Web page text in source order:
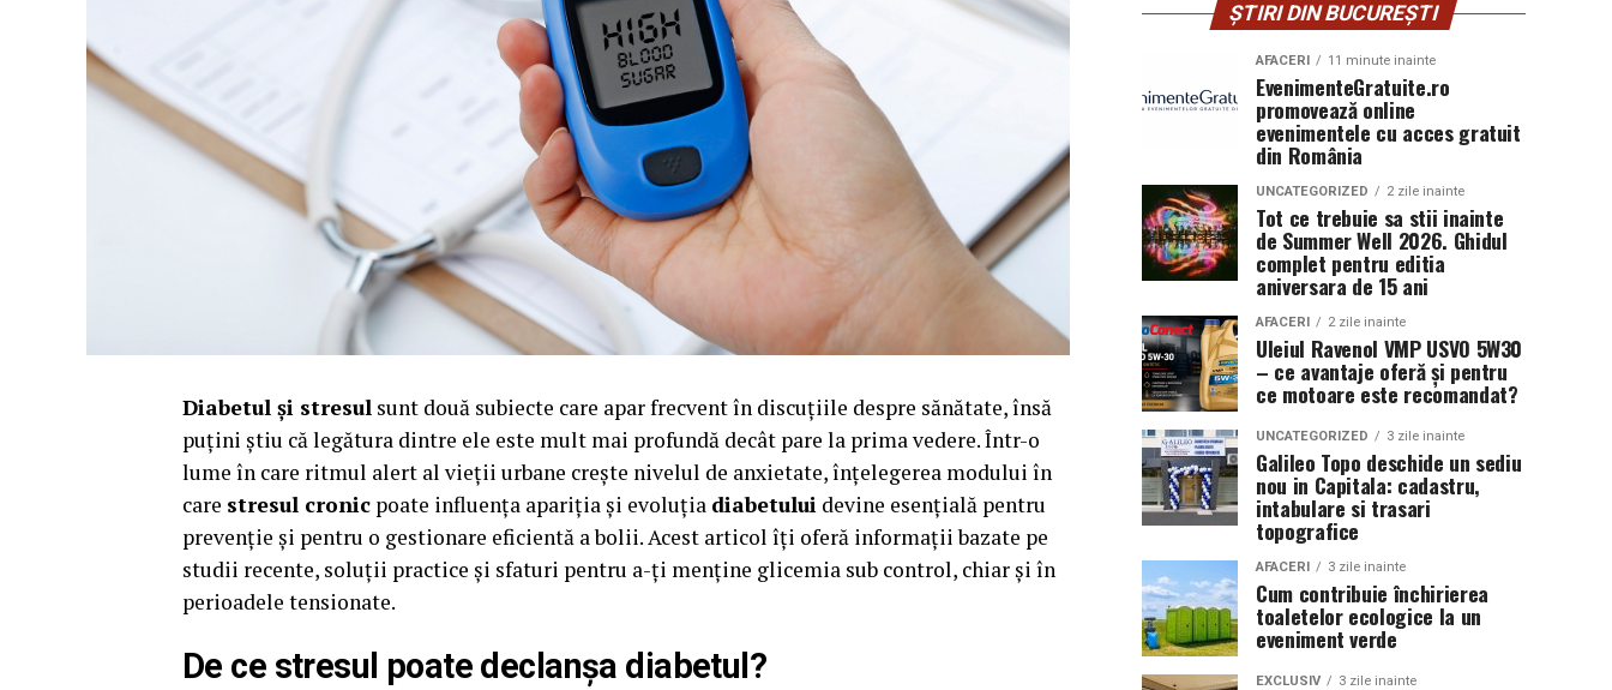
Diabetul și stresul sunt două subiecte care apar frecvent în discuțiile despre sănătate, însă
puțini știu că legătura dintre ele este mult mai profundă decât pare la prima vedere. Într-o
lume în care ritmul alert al vieții urbane crește nivelul de anxietate, înțelegerea modului în
care stresul cronic poate influența apariția și evoluția diabetului devine esențială pentru
prevenție și pentru o gestionare eficientă a bolii. Acest articol îți oferă informații bazate pe
studii recente, soluții practice și sfaturi pentru a-ți menține glicemia sub control, chiar și în
perioadele tensionate.
De ce stresul poate declanșa diabetul?
ȘTIRI DIN BUCUREȘTI
AFACERI 11 minute inainte
EvenimenteGratuite.ro
promovează online
evenimentele cu acces gratuit
din România
UNCATEGORIZED 2 zile inainte
Tot ce trebuie sa stii inainte
de Summer Well 2026. Ghidul
complet pentru editia
aniversara de 15 ani
AFACERI 2 zile inainte
Uleiul Ravenol VMP USVO 5W30
– ce avantaje oferă și pentru
ce motoare este recomandat?
UNCATEGORIZED 3 zile inainte
Galileo Topo deschide un sediu
nou in Capitala: cadastru,
intabulare si trasari
topografice
AFACERI 3 zile inainte
Cum contribuie închirierea
toaletelor ecologice la un
eveniment verde
EXCLUSIV 3 zile inainte